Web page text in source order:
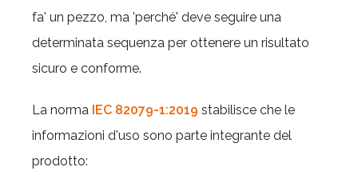
fa' un pezzo, ma 'perché' deve seguire una
determinata sequenza per ottenere un risultato
sicuro e conforme.
La norma IEC 82079-1:2019 stabilisce che le
informazioni d'uso sono parte integrante del
prodotto: